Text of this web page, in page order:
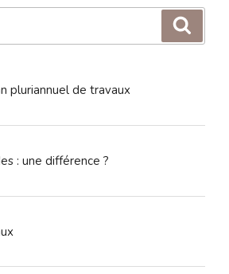
pluriannuel de travaux
: une différence ?